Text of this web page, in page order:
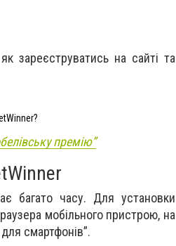
зареєструватись на сайті та
премію”
багато часу. Для установки
мобільного пристрою, на
смартфонів”.